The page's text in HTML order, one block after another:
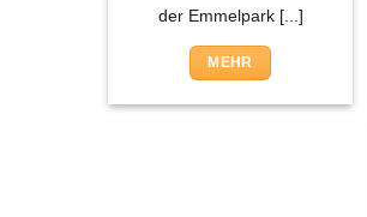
der Emmelpark [...]
MEHR